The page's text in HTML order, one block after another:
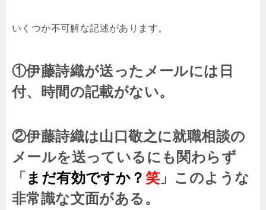
いくつか不可解な記述があります。
①伊藤詩織が送ったメールには日
付、時間の記載がない。
②伊藤詩織は山口敬之に就職相談の
メールを送っているにも関わらず
「 まだ有効ですか？ 笑 」このような
非常識な文面がある。